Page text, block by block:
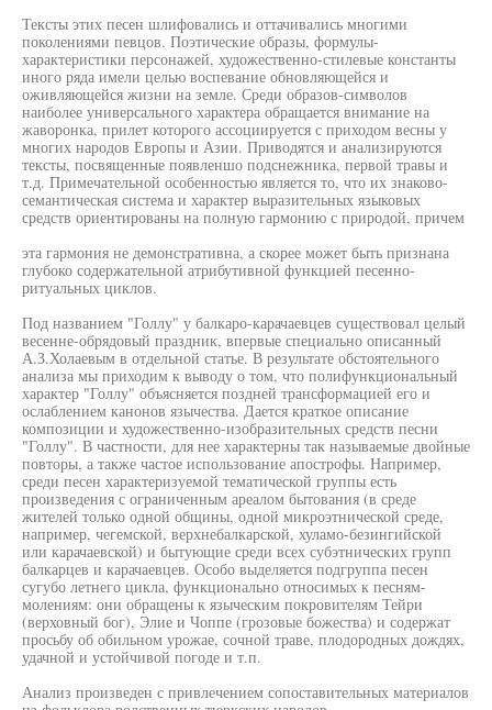
Тексты этих песен шлифовались и оттачивались многими
поколениями певцов. Поэтические образы, формулы-
характеристики персонажей, художественно-стилевые константы
иного ряда имели целью воспевание обновляющейся и
оживляющейся жизни на земле. Среди образов-символов
наиболее универсального характера обращается внимание на
жаворонка, прилет которого ассоциируется с приходом весны у
многих народов Европы и Азии. Приводятся и анализируются
тексты, посвященные появленшо подснежника, первой травы и
т.д. Примечательной особенностью является то, что их знаково-
семантическая система и характер выразительных языковых
средств ориентированы на полную гармонию с природой, причем
эта гармония не демонстративна, а скорее может быть признана
глубоко содержательной атрибутивной функцией песенно-
ритуальных циклов.
Под названием "Голлу" у балкаро-карачаевцев существовал целый
весенне-обрядовый праздник, впервые специально описанный
А.З.Холаевым в отдельной статье. В результате обстоятельного
анализа мы приходим к выводу о том, что полифункциональный
характер "Голлу" объясняется поздней трансформацией его и
ослаблением канонов язычества. Дается краткое описание
композиции и художественно-изобразительных средств песни
"Голлу". В частности, для нее характерны так называемые двойные
повторы, а также частое использование апострофы. Например,
среди песен характеризуемой тематической группы есть
произведения с ограниченным ареалом бытования (в среде
жителей только одной общины, одной микроэтнической среде,
например, чегемской, верхнебалкарской, хуламо-безингийской
или карачаевской) и бытующие среди всех субэтнических групп
балкарцев и карачаевцев. Особо выделяется подгруппа песен
сугубо летнего цикла, функционально относимых к песням-
молениям: они обращены к языческим покровителям Тейри
(верховный бог), Элие и Чоппе (грозовые божества) и содержат
просьбу об обильном урожае, сочной траве, плодородных дождях,
удачной и устойчивой погоде и т.п.
Анализ произведен с привлечением сопоставительных материалов